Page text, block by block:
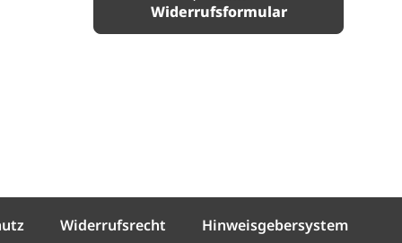
Widerrufsformular
Widerrufsrecht Hinweisgebersystem